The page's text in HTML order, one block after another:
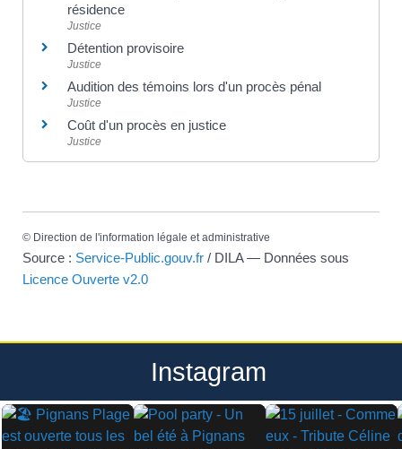
résidence
Justice
Détention provisoire
Justice
Audition des témoins lors d'un procès pénal
Justice
Coût d'un procès en justice
Justice
© Direction de l'information légale et administrative
Source : Service-Public.gouv.fr / DILA — Données sous
Licence Ouverte v2.0
Instagram